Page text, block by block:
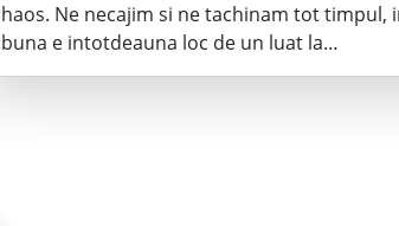
haos. Ne necajim si ne tachinam tot
buna e intotdeauna loc de un luat la…